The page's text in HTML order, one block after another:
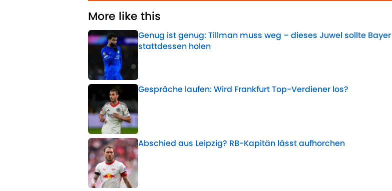
More like this
Genug ist genug: Tillman muss weg – dieses Juwel sollte Bayer
stattdessen holen
Gespräche laufen: Wird Frankfurt Top-Verdiener los?
Abschied aus Leipzig? RB-Kapitän lässt aufhorchen
Published by on Invalid Date